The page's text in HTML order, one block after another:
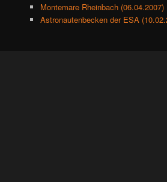
Montemare Rheinbach (06.04.2007)
Astronautenbecken der ESA